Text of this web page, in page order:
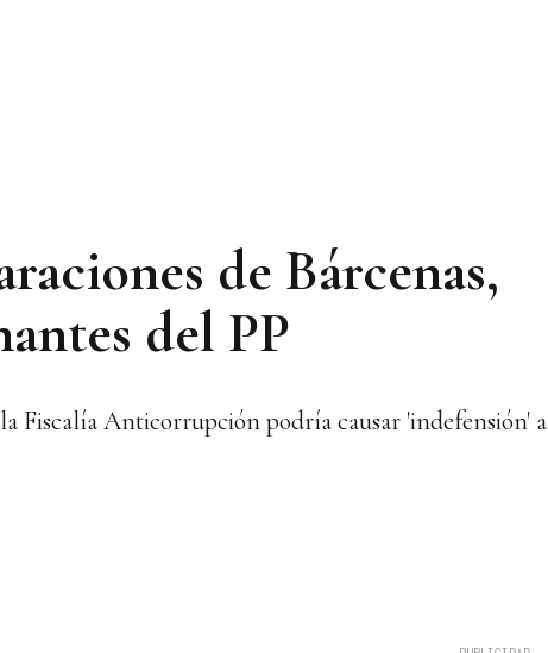
de Bárcenas,
del PP
Fiscalía Anticorrupción podría causar 'indefensión' a